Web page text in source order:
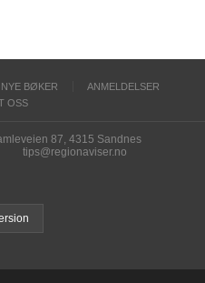
NYE BØKER
ANMELDELSER
OSS
87, 4315 Sandnes
tips@regionaviser.no